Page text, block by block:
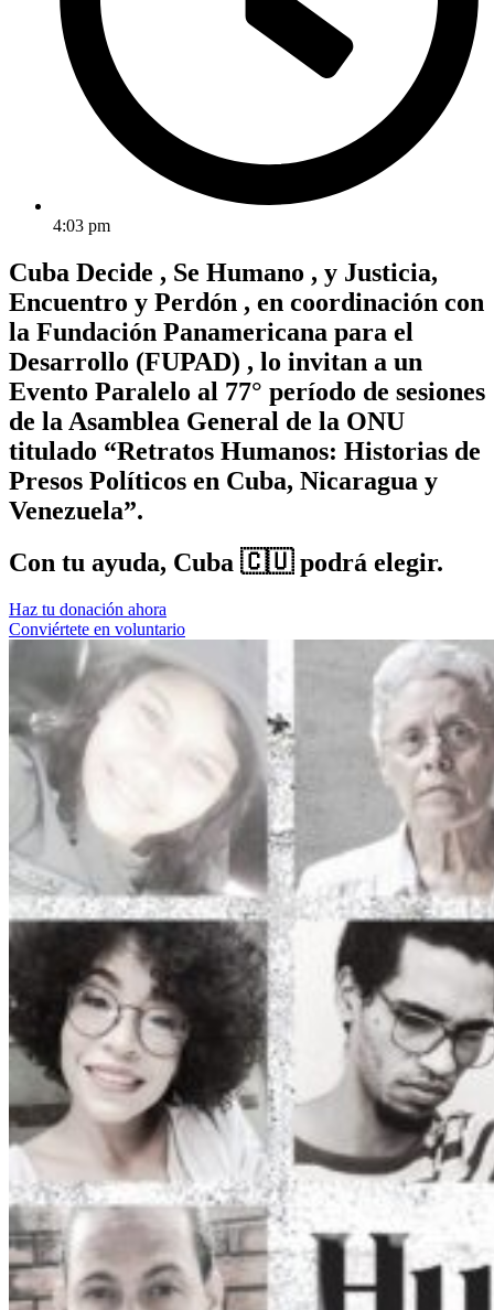
4:03 pm
Cuba Decide , Se Humano , y Justicia,
Encuentro y Perdón , en coordinación con
la Fundación Panamericana para el
Desarrollo (FUPAD) , lo invitan a un
Evento Paralelo al 77° período de sesiones
de la Asamblea General de la ONU
titulado “Retratos Humanos: Historias de
Presos Políticos en Cuba, Nicaragua y
Venezuela”.
Con tu ayuda, Cuba 🇨🇺 podrá elegir.
Haz tu donación ahora
Conviértete en voluntario